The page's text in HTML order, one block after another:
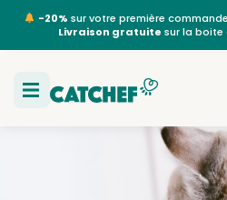
-20% sur votre première
Livraison gratuite sur la boite